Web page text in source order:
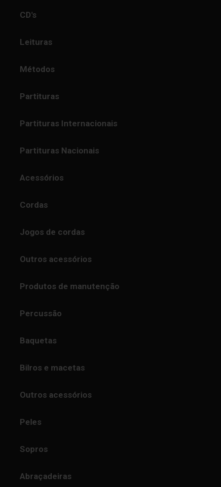
CD's
Leituras
Métodos
Partituras
Partituras Internacionais
Partituras Nacionais
Acessórios
Cordas
Jogos de cordas
Outros acessórios
Produtos de manutenção
Percussão
Baquetas
Bilros e macetas
Outros acessórios
Peles
Sopros
Abraçadeiras